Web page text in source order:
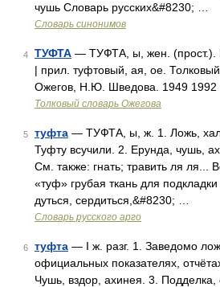
чушь Словарь русских&#8230; …
Словарь синонимов
4 ТУФТА — ТУФТА, ы, жен. (прост.).
| прил. туфтовый, ая, ое.
Ожегов, Н.Ю. Шведова. 1949 1992
Толковый словарь Ожегова
5 туфта — ТУФТА, ы, ж. 1. Ложь,
Туфту всучили. 2. Ерунда, чушь,
См. также: гнать; травить ля ля...
«туф» грубая ткань для
дуться, сердиться,&#8230; …
Словарь русского арго
6 туфта — I ж. разг. 1. Заведомо
официальных показателях,
Чушь, вздор, ахинея. 3. Подделка,